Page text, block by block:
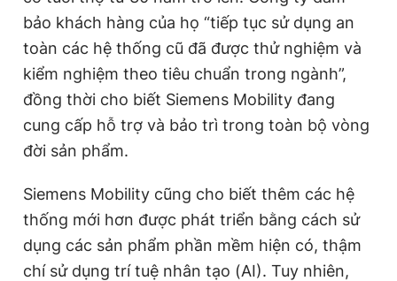
bảo khách hàng của họ “tiếp tục sử dụng an
toàn các hệ thống cũ đã được thử nghiệm và
kiểm nghiệm theo tiêu chuẩn trong ngành”,
đồng thời cho biết Siemens Mobility đang
cung cấp hỗ trợ và bảo trì trong toàn bộ vòng
đời sản phẩm.
Siemens Mobility cũng cho biết thêm các hệ
thống mới hơn được phát triển bằng cách sử
dụng các sản phẩm phần mềm hiện có, thậm
chí sử dụng trí tuệ nhân tạo (AI). Tuy nhiên,